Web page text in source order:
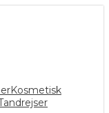
Kosmetisk